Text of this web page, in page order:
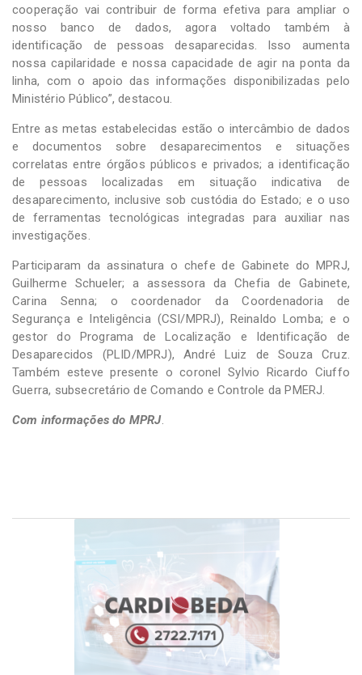
cooperação vai contribuir de forma efetiva para ampliar o
nosso banco de dados, agora voltado também à
identificação de pessoas desaparecidas. Isso aumenta
nossa capilaridade e nossa capacidade de agir na ponta da
linha, com o apoio das informações disponibilizadas pelo
Ministério Público”, destacou.
Entre as metas estabelecidas estão o intercâmbio de dados
e documentos sobre desaparecimentos e situações
correlatas entre órgãos públicos e privados; a identificação
de pessoas localizadas em situação indicativa de
desaparecimento, inclusive sob custódia do Estado; e o uso
de ferramentas tecnológicas integradas para auxiliar nas
investigações.
Participaram da assinatura o chefe de Gabinete do MPRJ,
Guilherme Schueler; a assessora da Chefia de Gabinete,
Carina Senna; o coordenador da Coordenadoria de
Segurança e Inteligência (CSI/MPRJ), Reinaldo Lomba; e o
gestor do Programa de Localização e Identificação de
Desaparecidos (PLID/MPRJ), André Luiz de Souza Cruz.
Também esteve presente o coronel Sylvio Ricardo Ciuffo
Guerra, subsecretário de Comando e Controle da PMERJ.
Com informações do MPRJ.